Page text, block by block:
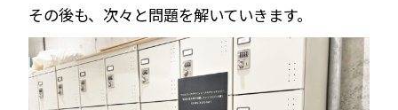
その後も、次々と問題を解いていきます。